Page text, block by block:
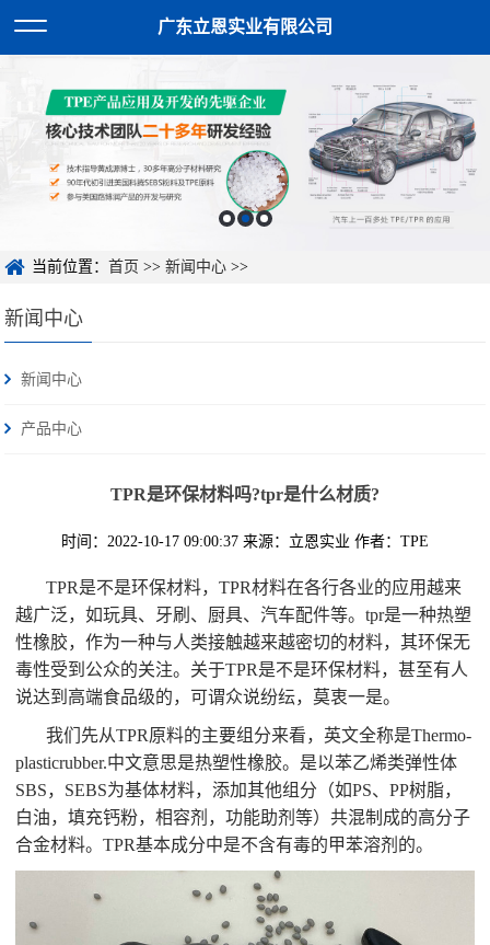
广东立恩实业有限公司
当前位置：首页 >>新闻中心 >>
新闻中心
新闻中心
产品中心
TPR是环保材料吗?tpr是什么材质?
时间：2022-10-17 09:00:37 来源：立恩实业 作者：TPE
TPR是不是环保材料，TPR材料在各行各业的应用越来
越广泛，如玩具、牙刷、厨具、汽车配件等。tpr是一种热塑
性橡胶，作为一种与人类接触越来越密切的材料，其环保无
毒性受到公众的关注。关于TPR是不是环保材料，甚至有人
说达到高端食品级的，可谓众说纷纭，莫衷一是。
我们先从TPR原料的主要组分来看，英文全称是Thermo-
plasticrubber.中文意思是热塑性橡胶。是以苯乙烯类弹性体
SBS，SEBS为基体材料，添加其他组分（如PS、PP树脂，
白油，填充钙粉，相容剂，功能助剂等）共混制成的高分子
合金材料。TPR基本成分中是不含有毒的甲苯溶剂的。